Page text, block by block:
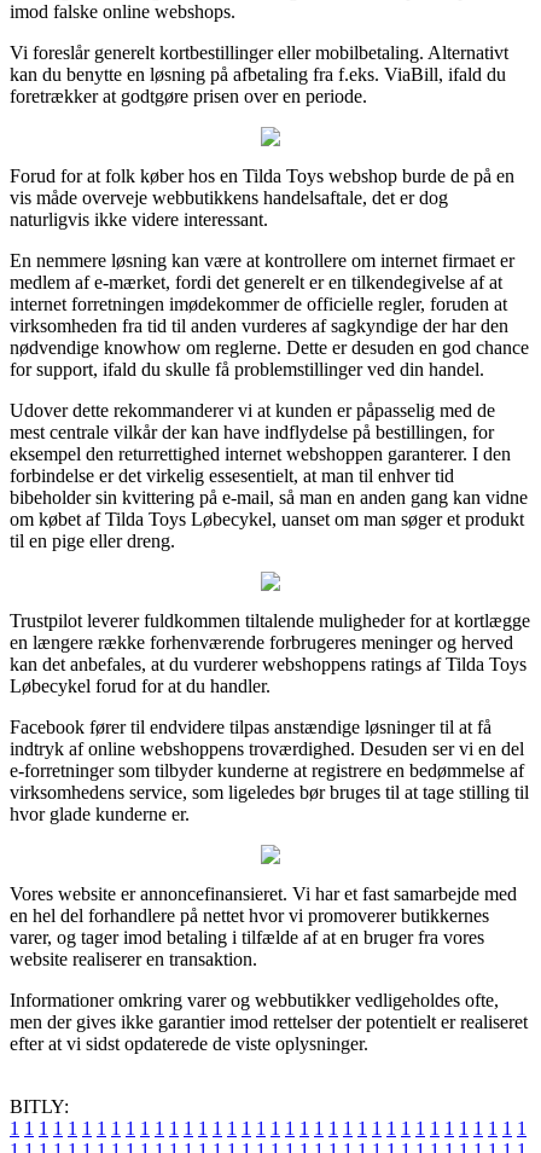
imod falske online webshops.
Vi foreslår generelt kortbestillinger eller mobilbetaling. Alternativt
kan du benytte en løsning på afbetaling fra f.eks. ViaBill, ifald du
foretrækker at godtgøre prisen over en periode.
Forud for at folk køber hos en Tilda Toys webshop burde de på en
vis måde overveje webbutikkens handelsaftale, det er dog
naturligvis ikke videre interessant.
En nemmere løsning kan være at kontrollere om internet firmaet er
medlem af e-mærket, fordi det generelt er en tilkendegivelse af at
internet forretningen imødekommer de officielle regler, foruden at
virksomheden fra tid til anden vurderes af sagkyndige der har den
nødvendige knowhow om reglerne. Dette er desuden en god chance
for support, ifald du skulle få problemstillinger ved din handel.
Udover dette rekommanderer vi at kunden er påpasselig med de
mest centrale vilkår der kan have indflydelse på bestillingen, for
eksempel den returrettighed internet webshoppen garanterer. I den
forbindelse er det virkelig essesentielt, at man til enhver tid
bibeholder sin kvittering på e-mail, så man en anden gang kan vidne
om købet af Tilda Toys Løbecykel, uanset om man søger et produkt
til en pige eller dreng.
Trustpilot leverer fuldkommen tiltalende muligheder for at kortlægge
en længere række forhenværende forbrugeres meninger og herved
kan det anbefales, at du vurderer webshoppens ratings af Tilda Toys
Løbecykel forud for at du handler.
Facebook fører til endvidere tilpas anstændige løsninger til at få
indtryk af online webshoppens troværdighed. Desuden ser vi en del
e-forretninger som tilbyder kunderne at registrere en bedømmelse af
virksomhedens service, som ligeledes bør bruges til at tage stilling til
hvor glade kunderne er.
Vores website er annoncefinansieret. Vi har et fast samarbejde med
en hel del forhandlere på nettet hvor vi promoverer butikkernes
varer, og tager imod betaling i tilfælde af at en bruger fra vores
website realiserer en transaktion.
Informationer omkring varer og webbutikker vedligeholdes ofte,
men der gives ikke garantier imod rettelser der potentielt er realiseret
efter at vi sidst opdaterede de viste oplysninger.
BITLY:
1 1 1 1 1 1 1 1 1 1 1 1 1 1 1 1 1 1 1 1 1 1 1 1 1 1 1 1 1 1 1 1 1 1 1 1